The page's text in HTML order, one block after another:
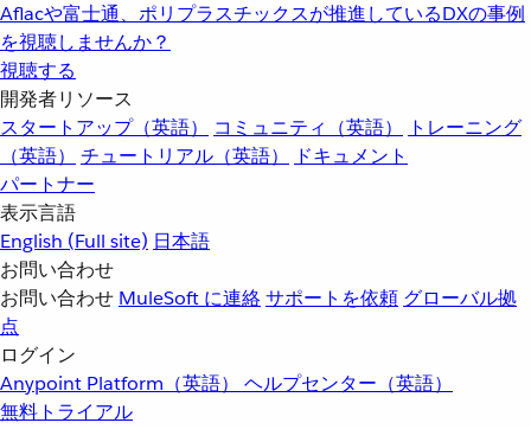
Aflacや富士通、ポリプラスチックスが推進しているDXの事例
を視聴しませんか？
視聴する
開発者リソース
スタートアップ（英語）
コミュニティ（英語）
トレーニング
（英語）
チュートリアル（英語）
ドキュメント
パートナー
表示言語
English (Full site) 日本語
お問い合わせ
お問い合わせ MuleSoft に連絡サポートを依頼 グローバル拠
点
ログイン
Anypoint Platform（英語） ヘルプセンター（英語）
無料トライアル